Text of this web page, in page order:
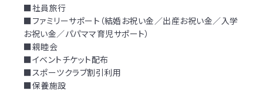
■社員旅行
■ファミリーサポート（結婚お祝い金／出産お祝い金／入学
お祝い金／パパママ育児サポート）
■親睦会
■イベントチケット配布
■スポーツクラブ割引利用
■保養施設